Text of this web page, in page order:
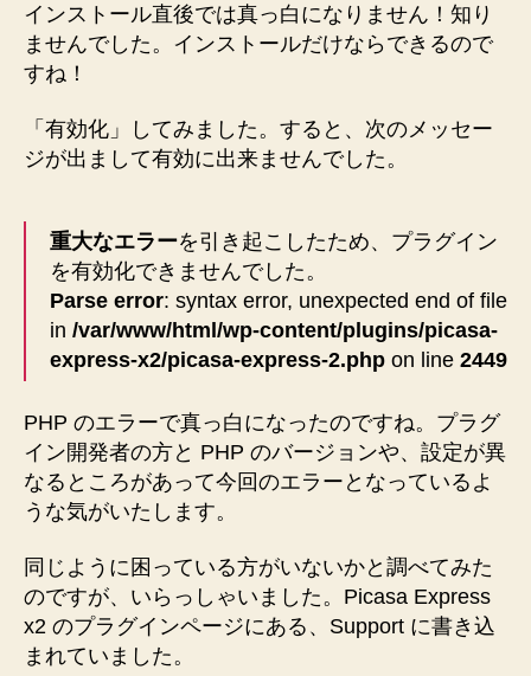
インストール直後では真っ白になりません！知り
ませんでした。インストールだけならできるので
すね！
「有効化」してみました。すると、次のメッセー
ジが出まして有効に出来ませんでした。
重大なエラーを引き起こしたため、プラグイン
を有効化できませんでした。
Parse error: syntax error, unexpected end of file
in /var/www/html/wp-content/plugins/picasa-
express-x2/picasa-express-2.php on line 2449
PHP のエラーで真っ白になったのですね。プラグ
イン開発者の方と PHP のバージョンや、設定が異
なるところがあって今回のエラーとなっているよ
うな気がいたします。
同じように困っている方がいないかと調べてみた
のですが、いらっしゃいました。Picasa Express
x2 のプラグインページにある、Support に書き込
まれていました。